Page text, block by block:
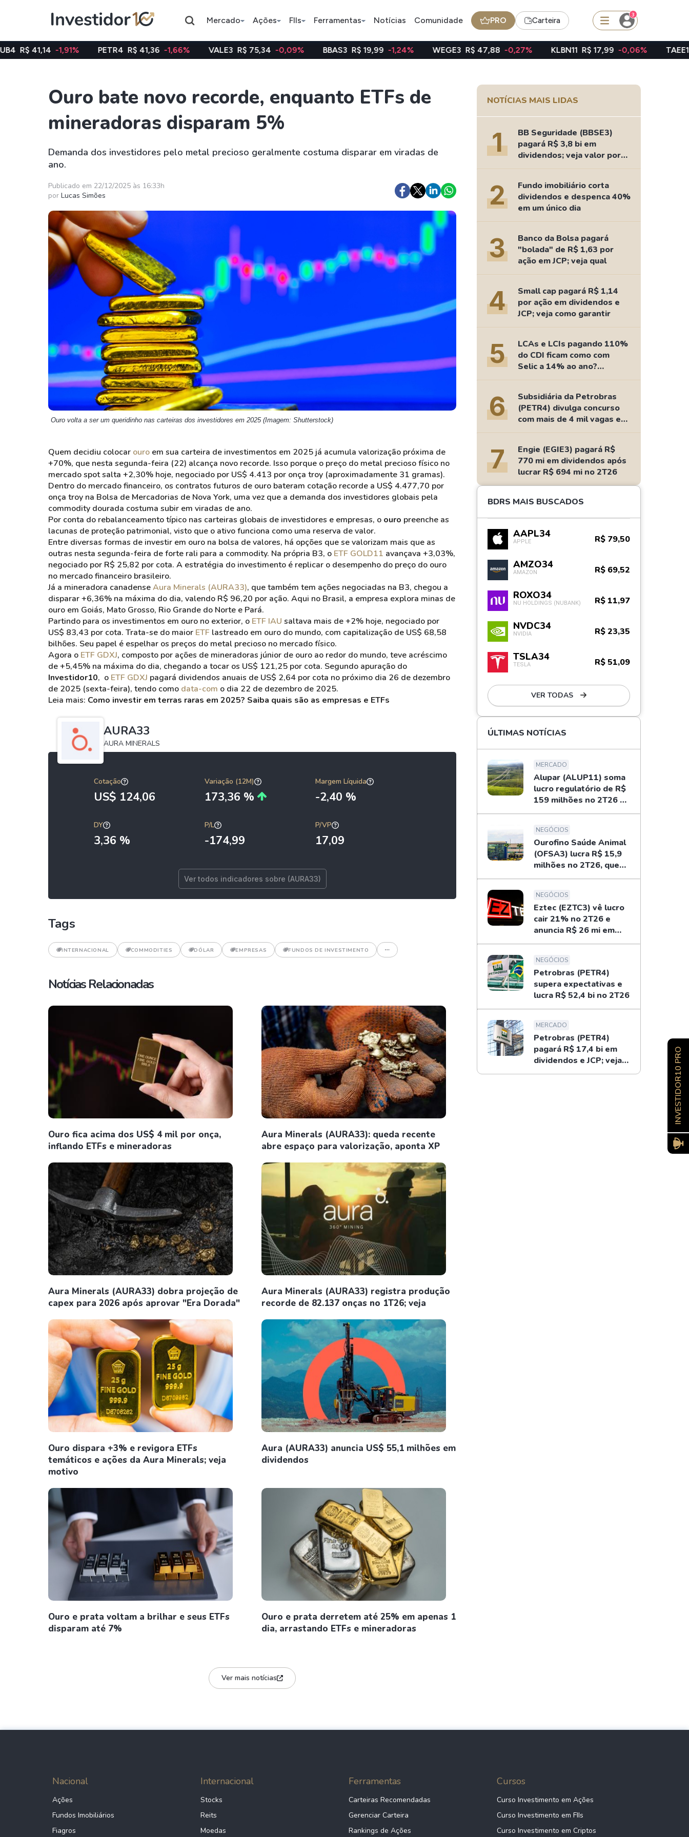
Mercado Ações FIIs Ferramentas Notícias Comunidade PRO Carteira
3
Assuntos do momento
Índice
Ibovespa
Ação
Petrobras
Ação
Bradesco Dividendos
Ações
Taesa
Itausa
Ambev
Weg
Klabin
Petrobrás
Ver todos
XPML11
KNCR11
Ver todos
HASH11
GOLD11
XINA11
Ver todos
Meta
Coca-Cola
Criptomoedas
Bitcoin
Ethereum
Binance Coin - BNB
Dogecoin
Solana
Cardano
Ideias
Agenda de Dividendos
Radar do Dividendo Inteligente
As Ações Mais Buscadas
Guia do Iniciante
-1,91% PETR4 R$ 41,36 -1,66% VALE3 R$ 75,34 -0,09% BBAS3 R$ 19,99 -1,24% WEGE3 R$ 47,88 -0,27% KLBN11 R$ 17,99 -0,06% TAEE11 R$ 39,07 -
Ouro bate novo recorde, enquanto ETFs de
mineradoras disparam 5%
Demanda dos investidores pelo metal precioso geralmente costuma disparar em viradas de
ano.
Publicado em 22/12/2025 às 16:33h
por Lucas Simões
Ouro volta a ser um queridinho nas carteiras dos investidores em 2025 (Imagem: Shutterstock)
Quem decidiu colocar ouro em sua carteira de investimentos em 2025 já acumula valorização próxima de
+70%, que nesta segunda-feira (22) alcança novo recorde. Isso porque o preço do metal precioso físico no
mercado spot salta +2,30% hoje, negociado por US$ 4.413 por onça troy (aproximadamente 31 gramas).
Dentro do mercado financeiro, os contratos futuros de ouro bateram cotação recorde a US$ 4.477,70 por
onça troy na Bolsa de Mercadorias de Nova York, uma vez que a demanda dos investidores globais pela
commodity dourada costuma subir em viradas de ano.
Por conta do rebalanceamento típico nas carteiras globais de investidores e empresas, o ouro preenche as
lacunas de proteção patrimonial, visto que o ativo funciona como uma reserva de valor.
Entre diversas formas de investir em ouro na bolsa de valores, há opções que se valorizam mais que as
outras nesta segunda-feira de forte rali para a commodity. Na própria B3, o ETF GOLD11 avançava +3,03%,
negociado por R$ 25,82 por cota. A estratégia do investimento é replicar o desempenho do preço do ouro
no mercado financeiro brasileiro.
Já a mineradora canadenseAura Minerals (AURA33), que também tem ações negociadas na B3, chegou a
disparar +6,36% na máxima do dia, valendo R$ 96,20 por ação. Aqui no Brasil, a empresa explora minas de
ouro em Goiás, Mato Grosso, Rio Grande do Norte e Pará.
Partindo para os investimentos em ouro no exterior, o ETF IAU saltava mais de +2% hoje, negociado por
US$ 83,43 por cota. Trata-se do maior ETF lastreado em ouro do mundo, com capitalização de US$ 68,58
bilhões. Seu papel é espelhar os preços do metal precioso no mercado físico.
Agora o ETF GDXJ, composto por ações de mineradoras júnior de ouro ao redor do mundo, teve acréscimo
de +5,45% na máxima do dia, chegando a tocar os US$ 121,25 por cota. Segundo apuração do
Investidor10, o ETF GDXJ pagará dividendos anuais de US$ 2,64 por cota no próximo dia 26 de dezembro
de 2025 (sexta-feira), tendo como data-com o dia 22 de dezembro de 2025.
Leia mais: Como investir em terras raras em 2025? Saiba quais são as empresas e ETFs
AURA33
AURA MINERALS
Cotação
US$ 124,06
Variação (12M)
173,36 %
Margem Líquida
-2,40 %
DY
3,36 %
P/L
-174,99
P/VP
17,09
Ver todos indicadores sobre (AURA33)
Tags
INTERNACIONAL COMMODITIES DÓLAR EMPRESAS FUNDOS DE INVESTIMENTO
Notícias Relacionadas
Ouro fica acima dos US$ 4 mil por onça,
inflando ETFs e mineradoras
Aura Minerals (AURA33): queda recente
abre espaço para valorização, aponta XP
Aura Minerals (AURA33) dobra projeção de
capex para 2026 após aprovar "Era Dorada"
Aura Minerals (AURA33) registra produção
recorde de 82.137 onças no 1T26; veja
Ouro dispara +3% e revigora ETFs
temáticos e ações da Aura Minerals; veja
motivo
Aura (AURA33) anuncia US$ 55,1 milhões em
dividendos
Ouro e prata voltam a brilhar e seus ETFs
disparam até 7%
Ouro e prata derretem até 25% em apenas 1
dia, arrastando ETFs e mineradoras
Ver mais notícias
NOTÍCIAS MAIS LIDAS
1
BB Seguridade (BBSE3)
pagará R$ 3,8 bi em
dividendos; veja valor por
ação
2
Fundo imobiliário corta
dividendos e despenca 40%
em um único dia
3
Banco da Bolsa pagará
"bolada" de R$ 1,63 por
ação em JCP; veja qual
4
Small cap pagará R$ 1,14
por ação em dividendos e
JCP; veja como garantir
5
LCAs e LCIs pagando 110%
do CDI ficam como com
Selic a 14% ao ano?
Fizemos as contas
6
Subsidiária da Petrobras
(PETR4) divulga concurso
com mais de 4 mil vagas e
salários de até R$ 15 mil
7
Engie (EGIE3) pagará R$
770 mi em dividendos após
lucrar R$ 694 mi no 2T26
BDRS MAIS BUSCADOS
AAPL34
APPLE R$ 79,50
AMZO34
AMAZON R$ 69,52
ROXO34
NU HOLDINGS (NUBANK) R$ 11,97
NVDC34
NVIDIA R$ 23,35
TSLA34
TESLA R$ 51,09
VER TODAS
ÚLTIMAS NOTÍCIAS
MERCADO
Alupar (ALUP11) soma
lucro regulatório de R$
159 milhões no 2T26 e
libera dividendos
NEGÓCIOS
Ourofino Saúde Animal
(OFSA3) lucra R$ 15,9
milhões no 2T26, queda
de 33%
NEGÓCIOS
Eztec (EZTC3) vê lucro
cair 21% no 2T26 e
anuncia R$ 26 mi em
dividendos
NEGÓCIOS
Petrobras (PETR4)
supera expectativas e
lucra R$ 52,4 bi no 2T26
MERCADO
Petrobras (PETR4)
pagará R$ 17,4 bi em
dividendos e JCP; veja
como receber
Nacional
Ações
Fundos Imobiliários
Fiagros
Internacional
Stocks
Reits
Moedas
Ferramentas
Carteiras Recomendadas
Gerenciar Carteira
Rankings de Ações
Cursos
Curso Investimento em Ações
Curso Investimento em FIIs
Curso Investimento em Criptos
INVESTIDOR10 PRO